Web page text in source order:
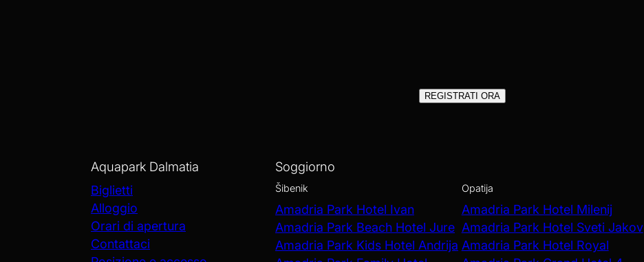
perfetta per una vacanza in famiglia memorabile e piena di sorrisi.
REGISTRATI ORA
Aquapark Dalmatia
Biglietti
Alloggio
Orari di apertura
Contattaci
Soggiorno
Šibenik
Amadria Park Hotel Ivan
Amadria Park Beach Hotel Jure
Amadria Park Kids Hotel Andrija
Opatija
Amadria Park Hotel Milenij
Amadria Park Hotel Sveti Jakov
Amadria Park Hotel Royal